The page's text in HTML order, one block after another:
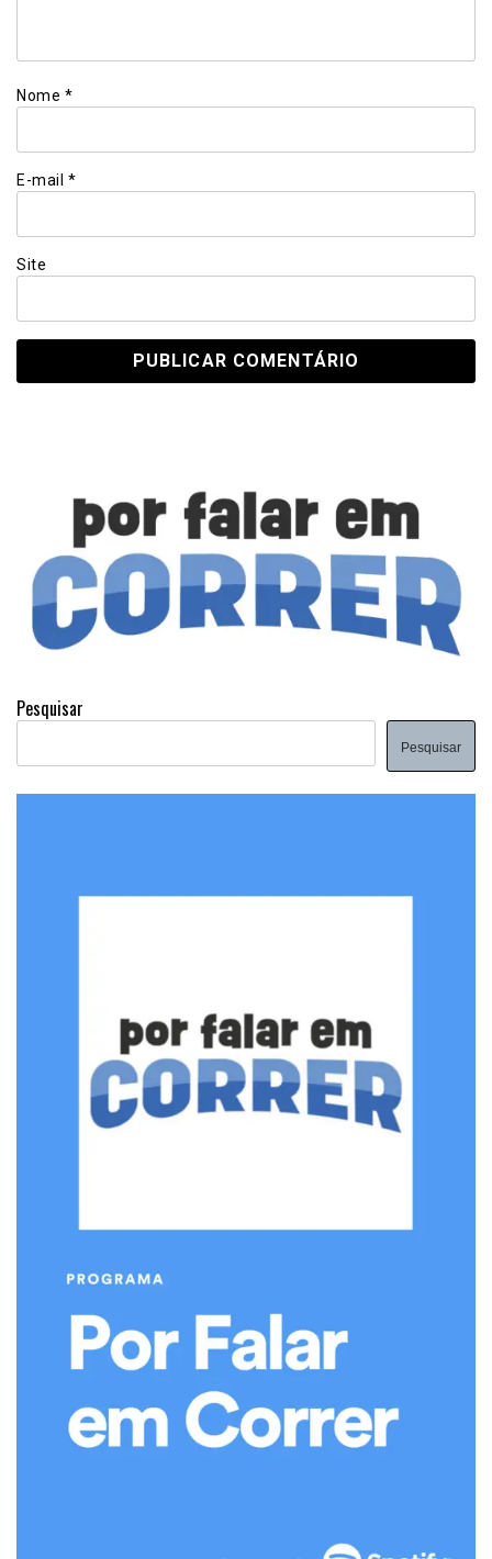
Nome *
E-mail *
Site
Pesquisar
Pesquisar